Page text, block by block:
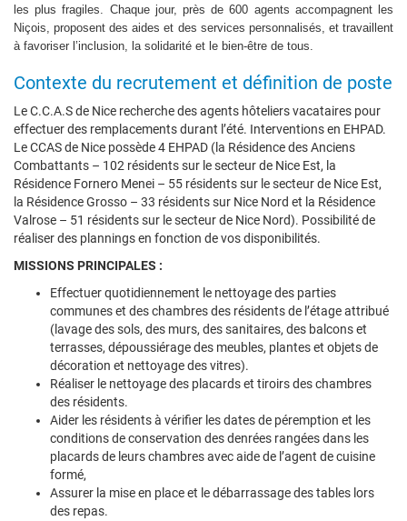
les plus fragiles. Chaque jour, près de 600 agents accompagnent les
Niçois, proposent des aides et des services personnalisés, et travaillent
à favoriser l’inclusion, la solidarité et le bien-être de tous.
Contexte du recrutement et définition de poste
Le C.C.A.S de Nice recherche des agents hôteliers vacataires pour
effectuer des remplacements durant l’été. Interventions en EHPAD.
Le CCAS de Nice possède 4 EHPAD (la Résidence des Anciens
Combattants – 102 résidents sur le secteur de Nice Est, la
Résidence Fornero Menei – 55 résidents sur le secteur de Nice Est,
la Résidence Grosso – 33 résidents sur Nice Nord et la Résidence
Valrose – 51 résidents sur le secteur de Nice Nord). Possibilité de
réaliser des plannings en fonction de vos disponibilités.
MISSIONS PRINCIPALES :
Effectuer quotidiennement le nettoyage des parties
communes et des chambres des résidents de l’étage attribué
(lavage des sols, des murs, des sanitaires, des balcons et
terrasses, dépoussiérage des meubles, plantes et objets de
décoration et nettoyage des vitres).
Réaliser le nettoyage des placards et tiroirs des chambres
des résidents.
Aider les résidents à vérifier les dates de péremption et les
conditions de conservation des denrées rangées dans les
placards de leurs chambres avec aide de l’agent de cuisine
formé,
Assurer la mise en place et le débarrassage des tables lors
des repas.